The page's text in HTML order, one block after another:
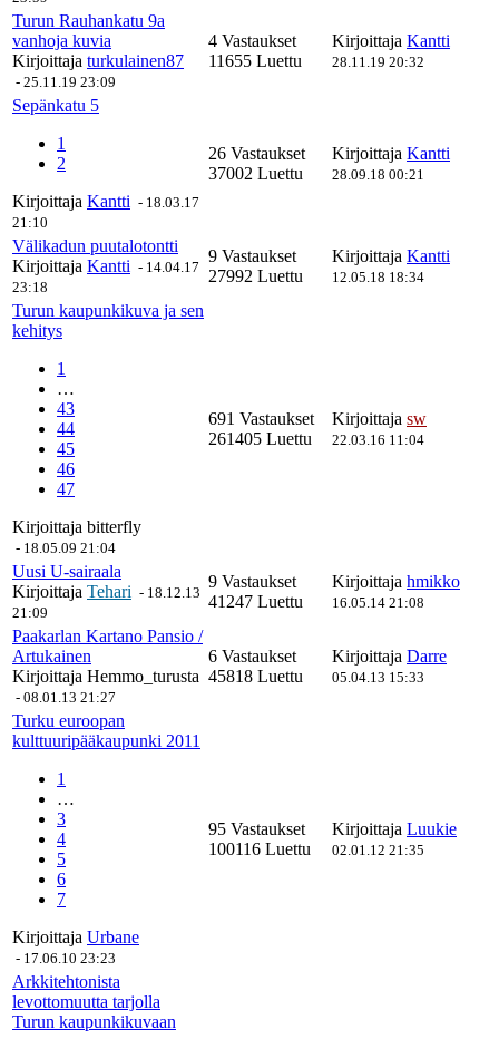
Turun Rauhankatu 9a
vanhoja kuvia
Kirjoittaja turkulainen87
- 25.11.19 23:09
4 Vastaukset
11655 Luettu
Kirjoittaja Kantti
28.11.19 20:32
Sepänkatu 5
1
2
Kirjoittaja Kantti - 18.03.17
21:10
26 Vastaukset
37002 Luettu
Kirjoittaja Kantti
28.09.18 00:21
Välikadun puutalotontti
Kirjoittaja Kantti - 14.04.17
23:18
9 Vastaukset
27992 Luettu
Kirjoittaja Kantti
12.05.18 18:34
Turun kaupunkikuva ja sen
kehitys
1
…
43
44
45
46
47
Kirjoittaja bitterfly
- 18.05.09 21:04
691 Vastaukset
261405 Luettu
Kirjoittaja sw
22.03.16 11:04
Uusi U-sairaala
Kirjoittaja Tehari - 18.12.13
21:09
9 Vastaukset
41247 Luettu
Kirjoittaja hmikko
16.05.14 21:08
Paakarlan Kartano Pansio /
Artukainen
Kirjoittaja Hemmo_turusta
- 08.01.13 21:27
6 Vastaukset
45818 Luettu
Kirjoittaja Darre
05.04.13 15:33
Turku euroopan
kulttuuripääkaupunki 2011
1
…
3
4
5
6
7
Kirjoittaja Urbane
- 17.06.10 23:23
95 Vastaukset
100116 Luettu
Kirjoittaja Luukie
02.01.12 21:35
Arkkitehtonista
levottomuutta tarjolla
Turun kaupunkikuvaan